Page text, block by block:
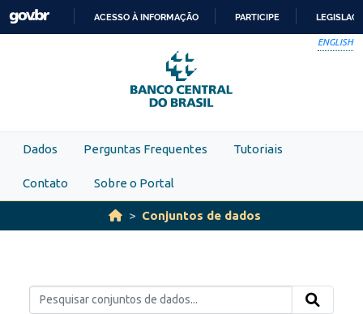
Skip to main content
PARA
O
CONTEÚDO
ACESSO À INFORMAÇÃO PARTICIPE
ENGLISH
Dados Perguntas Frequentes Tutoriais
Contato Sobre o Portal
Conjuntos de dados